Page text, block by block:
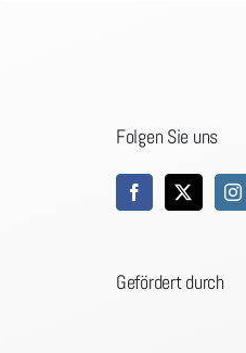
Folgen Sie uns
Gefördert durch